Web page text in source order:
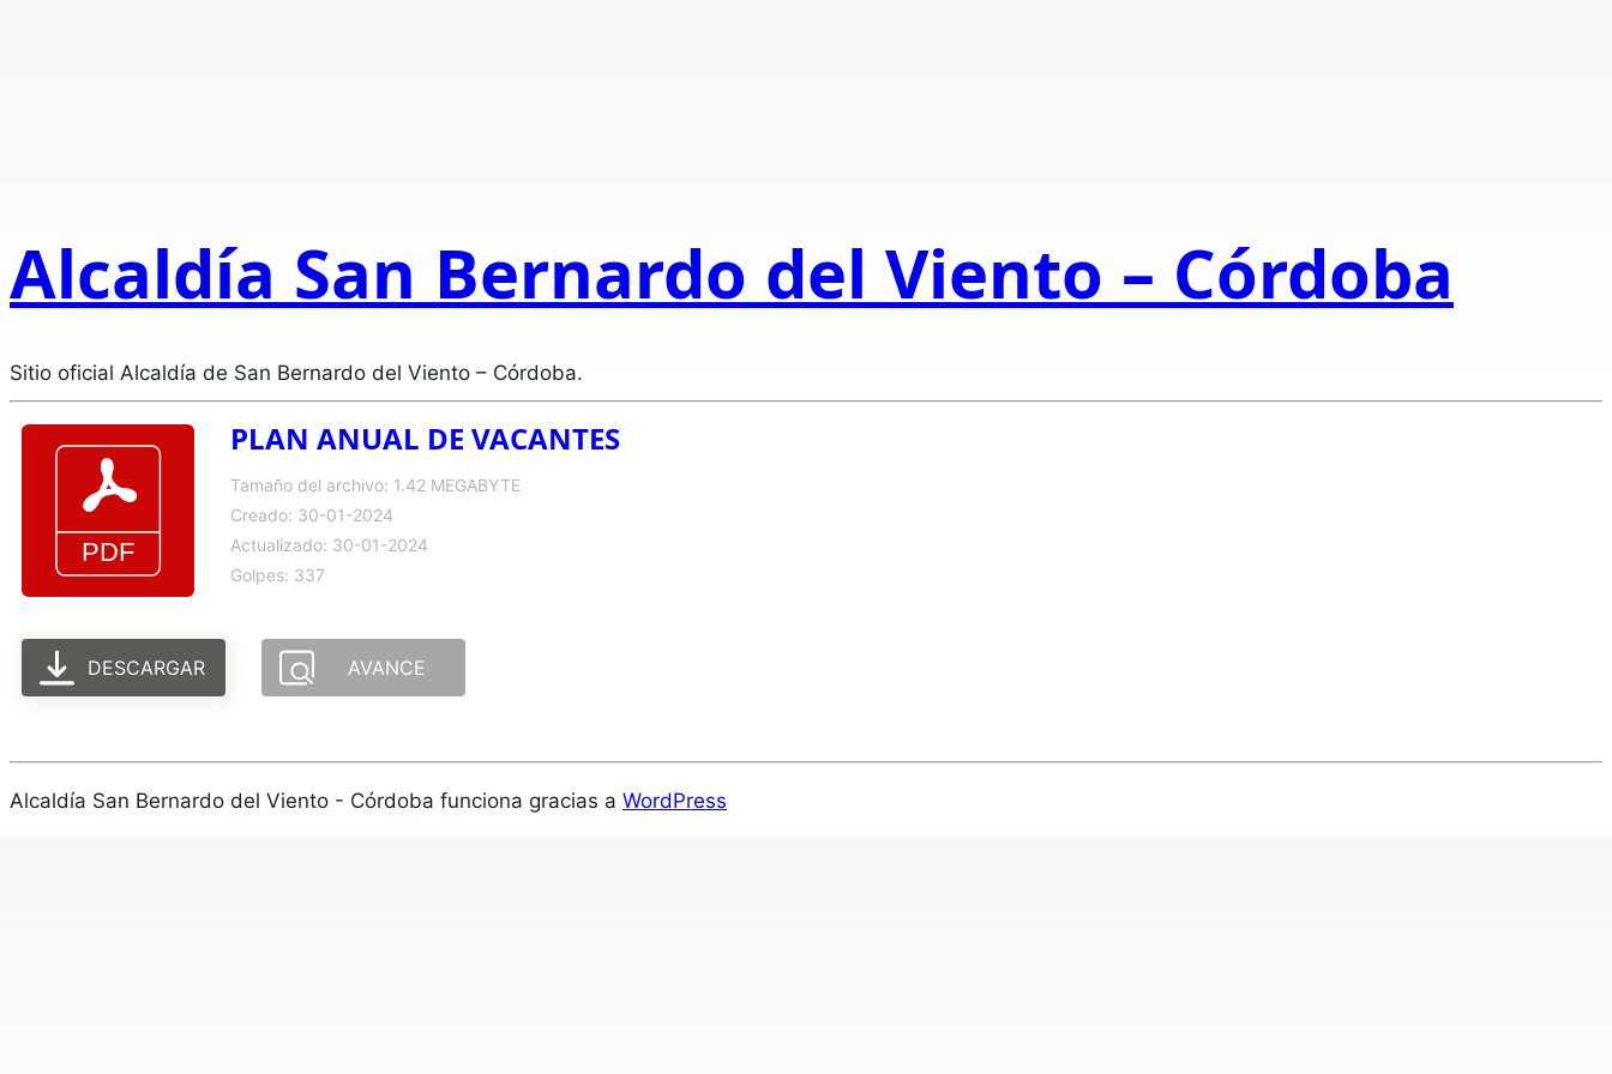
Alcaldía San Bernardo del Viento – Córdoba
Sitio oficial Alcaldía de San Bernardo del Viento – Córdoba.
PLAN ANUAL DE VACANTES
Tamaño del archivo: 1.42 MEGABYTE
Creado: 30-01-2024
Actualizado: 30-01-2024
Golpes: 337
DESCARGAR AVANCE
Alcaldía San Bernardo del Viento - Córdoba funciona gracias a WordPress